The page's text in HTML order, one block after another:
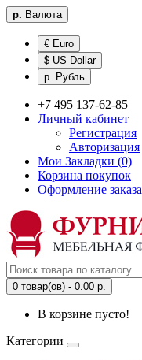
р. Валюта
€ Euro
$ US Dollar
р. Рубль
+7 495 137-62-85
Личный кабинет
Регистрация
Авторизация
Мои Закладки (0)
Корзина покупок
Оформление заказа
0 товар(ов) - 0.00 р.
В корзине пусто!
Категории